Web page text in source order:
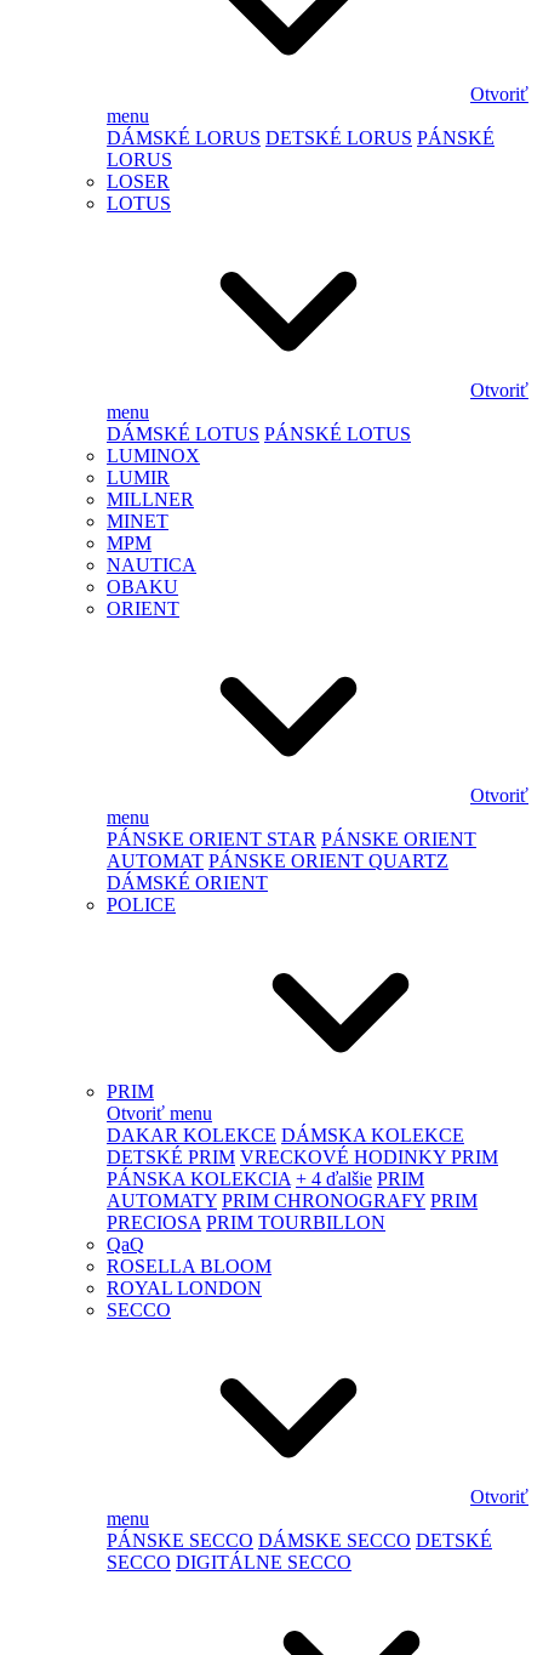
Otvoriť
menu
DÁMSKÉ LORUS DETSKÉ LORUS PÁNSKÉ
LORUS
LOSER
LOTUS
Otvoriť
menu
DÁMSKÉ LOTUS PÁNSKÉ LOTUS
LUMINOX
LUMIR
MILLNER
MINET
MPM
NAUTICA
OBAKU
ORIENT
Otvoriť
menu
PÁNSKE ORIENT STAR PÁNSKE ORIENT
AUTOMAT PÁNSKE ORIENT QUARTZ
DÁMSKÉ ORIENT
POLICE
PRIM
Otvoriť menu
DAKAR KOLEKCE DÁMSKA KOLEKCE
DETSKÉ PRIM VRECKOVÉ HODINKY PRIM
PÁNSKA KOLEKCIA + 4 ďalšie PRIM
AUTOMATY PRIM CHRONOGRAFY PRIM
PRECIOSA PRIM TOURBILLON
QaQ
ROSELLA BLOOM
ROYAL LONDON
SECCO
Otvoriť
menu
PÁNSKE SECCO DÁMSKE SECCO DETSKÉ
SECCO DIGITÁLNE SECCO